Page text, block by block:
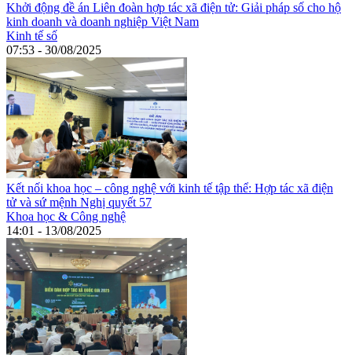
Khởi động đề án Liên đoàn hợp tác xã điện tử: Giải pháp số cho hộ
kinh doanh và doanh nghiệp Việt Nam
Kinh tế số
07:53 - 30/08/2025
Kết nối khoa học – công nghệ với kinh tế tập thể: Hợp tác xã điện
tử và sứ mệnh Nghị quyết 57
Khoa học & Công nghệ
14:01 - 13/08/2025